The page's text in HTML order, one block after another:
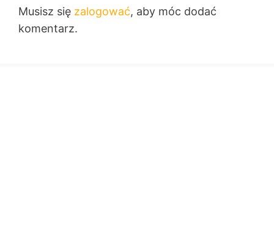
Musisz się zalogować, aby móc dodać
komentarz.